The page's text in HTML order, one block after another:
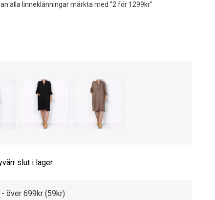
alla linneklänningar märkta med "2 för 1299kr"
slut i lager.
över 699kr (59kr)